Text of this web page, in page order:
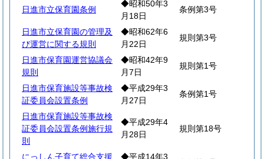
日進市立保育園条例
◆昭和50年3
月18日
条例第3号
日進市立保育園の管理及
び運営に関する規則
◆昭和62年6
月22日
規則第3号
日進市保育園運営協議会
規則
◆昭和42年9
月7日
規則第1号
日進市保育施設等事故検
証委員会設置条例
◆平成29年3
月27日
条例第1号
日進市保育施設等事故検
証委員会設置条例施行規
則
◆平成29年4
月28日
規則第18号
にっしん子育て総合支援
◆平成14年3